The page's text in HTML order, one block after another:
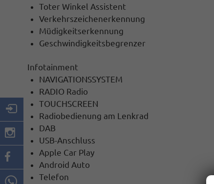
Toter Winkel Assistent
Verkehrszeichenerkennung
Müdigkeitserkennung
Geschwindigkeitsbegrenzer
Infotainment
NAVIGATIONSSYSTEM
RADIO Radio
TOUCHSCREEN
Radiobedienung am Lenkrad
DAB
USB-Anschluss
Apple Car Play
Android Auto
Telefon